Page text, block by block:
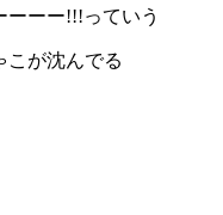
ーー!!!っていう
こが沈んでる